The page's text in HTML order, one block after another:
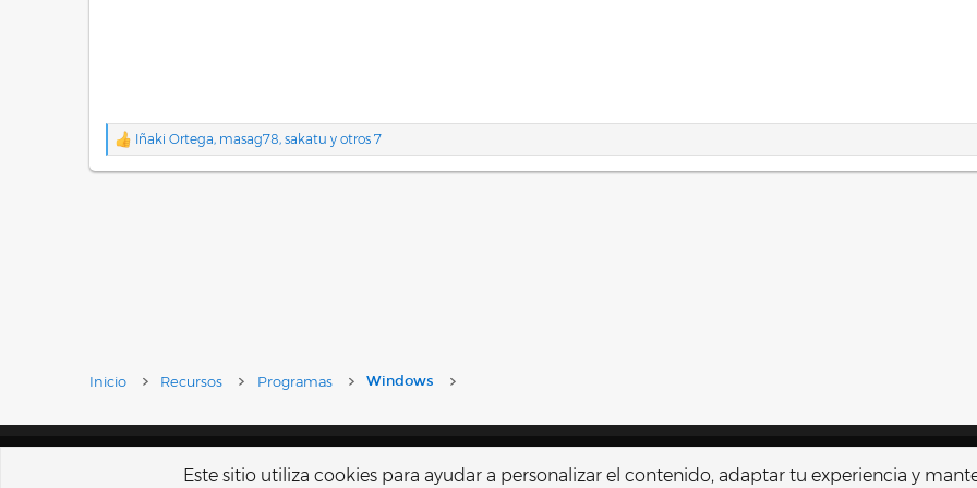
R
Iñaki Ortega, masag78, sakatu y otros 7
Inicio Recursos Programas Windows
Español Tu Contactarnos
Este sitio utiliza cookies para ayudar a personalizar el contenido, adaptar tu experiencia y